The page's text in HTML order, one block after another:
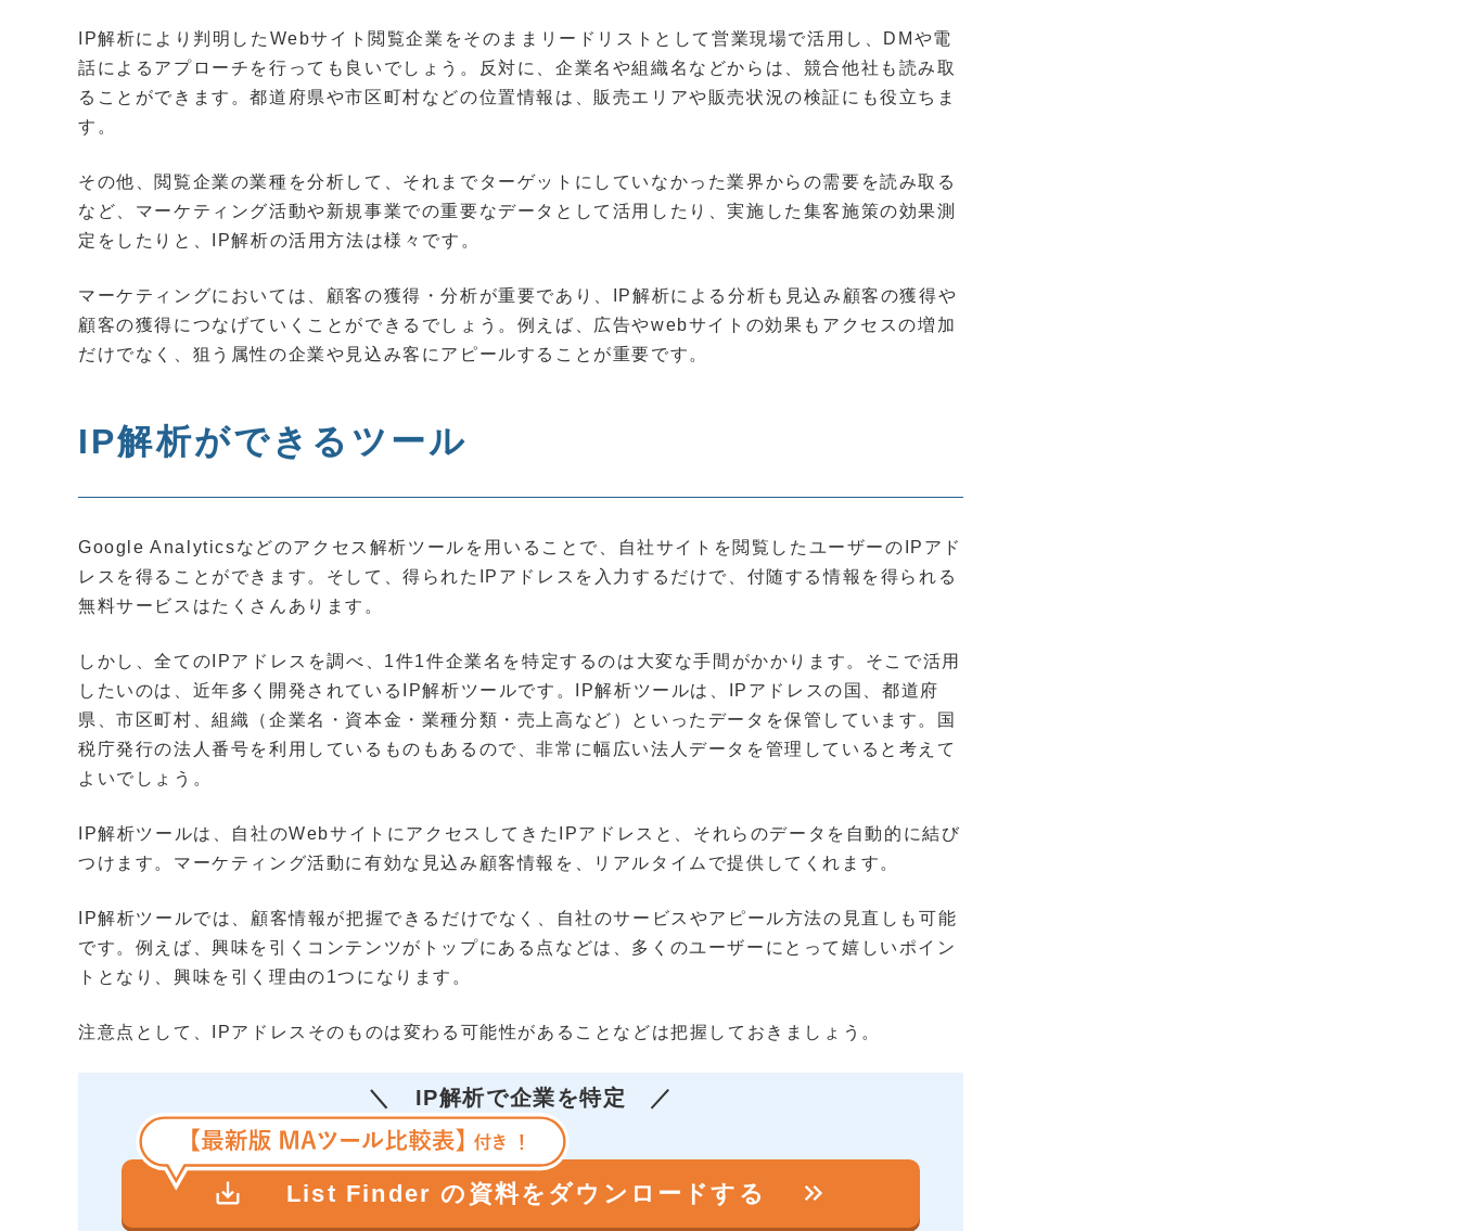
IP解析により判明したWebサイト閲覧企業をそのままリードリストとして営業現場で活用し、DMや電
話によるアプローチを行っても良いでしょう。反対に、企業名や組織名などからは、競合他社も読み取
ることができます。都道府県や市区町村などの位置情報は、販売エリアや販売状況の検証にも役立ちま
す。
その他、閲覧企業の業種を分析して、それまでターゲットにしていなかった業界からの需要を読み取る
など、マーケティング活動や新規事業での重要なデータとして活用したり、実施した集客施策の効果測
定をしたりと、IP解析の活用方法は様々です。
マーケティングにおいては、顧客の獲得・分析が重要であり、IP解析による分析も見込み顧客の獲得や
顧客の獲得につなげていくことができるでしょう。例えば、広告やwebサイトの効果もアクセスの増加
だけでなく、狙う属性の企業や見込み客にアピールすることが重要です。
IP解析ができるツール
Google Analyticsなどのアクセス解析ツールを用いることで、自社サイトを閲覧したユーザーのIPアド
レスを得ることができます。そして、得られたIPアドレスを入力するだけで、付随する情報を得られる
無料サービスはたくさんあります。
しかし、全てのIPアドレスを調べ、1件1件企業名を特定するのは大変な手間がかかります。そこで活用
したいのは、近年多く開発されているIP解析ツールです。IP解析ツールは、IPアドレスの国、都道府
県、市区町村、組織（企業名・資本金・業種分類・売上高など）といったデータを保管しています。国
税庁発行の法人番号を利用しているものもあるので、非常に幅広い法人データを管理していると考えて
よいでしょう。
IP解析ツールは、自社のWebサイトにアクセスしてきたIPアドレスと、それらのデータを自動的に結び
つけます。マーケティング活動に有効な見込み顧客情報を、リアルタイムで提供してくれます。
IP解析ツールでは、顧客情報が把握できるだけでなく、自社のサービスやアピール方法の見直しも可能
です。例えば、興味を引くコンテンツがトップにある点などは、多くのユーザーにとって嬉しいポイン
トとなり、興味を引く理由の1つになります。
注意点として、IPアドレスそのものは変わる可能性があることなどは把握しておきましょう。
＼ IP解析で企業を特定 ／
save_alt List Finder の資料を ダウンロードする keyboard_double_arrow_right